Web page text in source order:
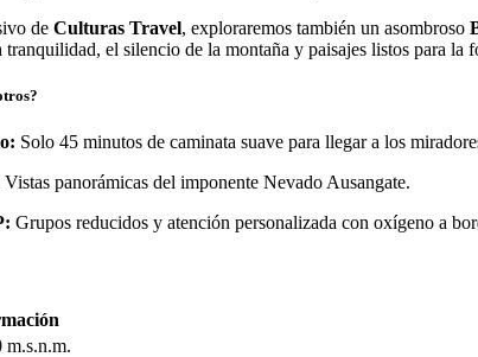
de Culturas Travel, exploraremos también un asombroso
el silencio de la montaña y paisajes listos para la
Solo 45 minutos de caminata suave para llegar a los
Vistas panorámicas del imponente Nevado Ausangate.
Grupos reducidos y atención personalizada con oxígeno a
m.s.n.m.